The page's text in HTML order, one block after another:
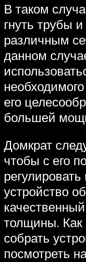
В таком
гнуть трубы
различным
данном
его
большей
Домкрат
чтобы с его
устройство
толщины. Как
собрать
посмотреть